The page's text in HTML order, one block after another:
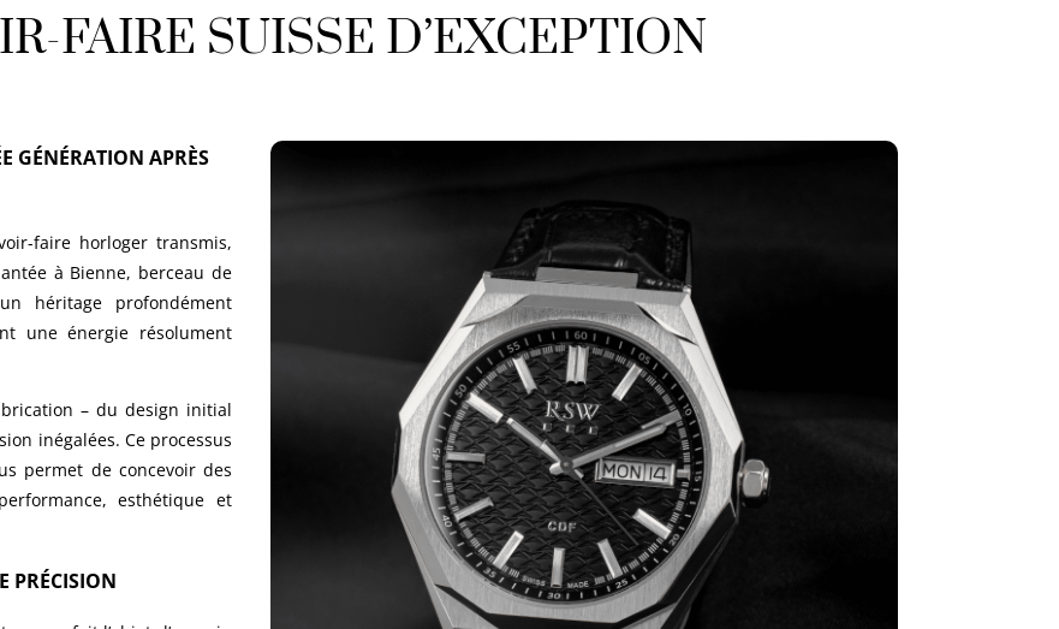
FAIRE SUISSE D’EXCEPTION
GÉNÉRATION APRÈS
faire horloger transmis,
à Bienne, berceau de
héritage profondément
une énergie résolument
– du design initial
inégalées. Ce processus
permet de concevoir des
esthétique et
PRÉCISION